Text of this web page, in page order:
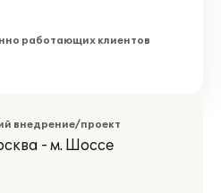
работающих клиентов
внедрение/проект
- м. Шоссе